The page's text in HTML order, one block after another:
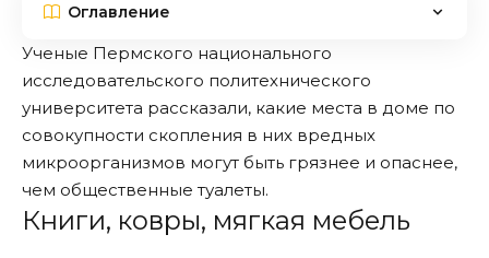
Оглавление
Ученые Пермского национального
исследовательского политехнического
университета рассказали, какие места в доме по
совокупности скопления в них вредных
микроорганизмов могут быть грязнее и опаснее,
чем общественные туалеты.
Книги, ковры, мягкая мебель